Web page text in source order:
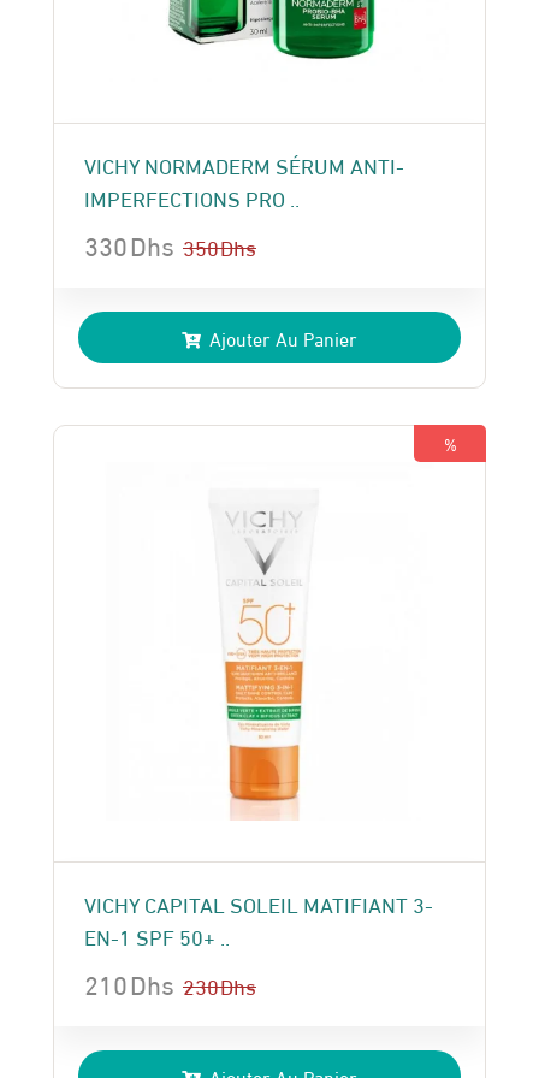
VICHY NORMADERM SÉRUM ANTI-
IMPERFECTIONS PRO ..
350Dhs
prix
initial
était :
350 Dhs.
330Dhs
prix
actuel
est :
330 Dhs.
Ajouter Au Panier
%
VICHY CAPITAL SOLEIL MATIFIANT 3-
EN-1 SPF 50+ ..
230Dhs
prix
210Dhs
prix